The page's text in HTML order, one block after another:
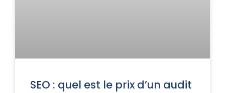
SEO : quel est le prix d’un audit